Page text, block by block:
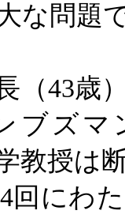
な問題
（43歳
ブズ
教授は
4回にわ